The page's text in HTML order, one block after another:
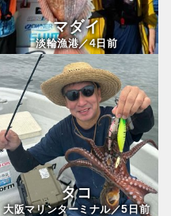
マダイ
淡輪漁港／4日前
タコ
大阪マリンターミナル／5日前